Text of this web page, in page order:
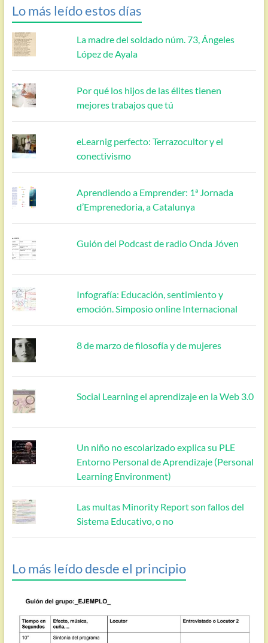
Lo más leído estos días
La madre del soldado núm. 73, Ángeles
López de Ayala
Por qué los hijos de las élites tienen
mejores trabajos que tú
eLearnig perfecto: Terrazocultor y el
conectivismo
Aprendiendo a Emprender: 1ª Jornada
d’Emprenedoria, a Catalunya
Guión del Podcast de radio Onda Jóven
Infografía: Educación, sentimiento y
emoción. Simposio online Internacional
8 de marzo de filosofía y de mujeres
Social Learning el aprendizaje en la Web 3.0
Un niño no escolarizado explica su PLE
Entorno Personal de Aprendizaje (Personal
Learning Environment)
Las multas Minority Report son fallos del
Sistema Educativo, o no
Lo más leído desde el principio